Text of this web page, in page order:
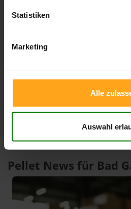
Statistiken
Marketing
Alle
Auswahl
3 Monate
1 Jahr
Pellet News für Bad